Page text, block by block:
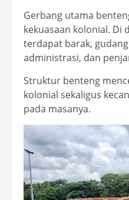
Gerbang utama
kekuasaan kolonial. Di
terdapat barak,
administrasi, dan
Struktur benteng
kolonial sekaligus
pada masanya.